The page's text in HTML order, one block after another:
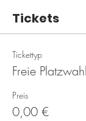
Tickets
Tickettyp
Freie Platzwahl
Preis
0,00 €